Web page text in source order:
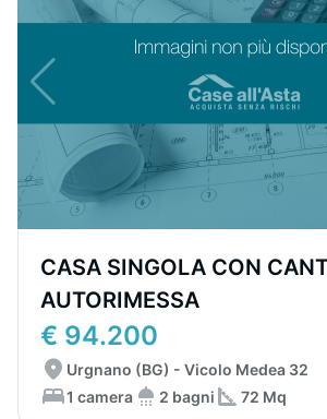
CASA SINGOLA CON
AUTORIMESSA
€ 94.200
Urgnano (BG) - Vicolo Medea 32
1 camera
2 bagni 72 Mq